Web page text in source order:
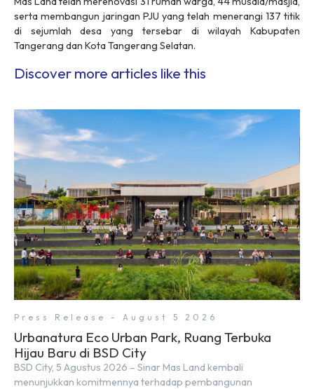
serta membangun jaringan PJU yang telah menerangi 137 titik
di sejumlah desa yang tersebar di wilayah Kabupaten
Tangerang dan Kota Tangerang Selatan.
Discover more articles like this
Press Release - August 5 2026
Urbanatura Eco Urban Park, Ruang Terbuka
Hijau Baru di BSD City
BSD City, 5 Agustus 2026 – Sinar Mas Land kembali
menunjukkan komitmennya terhadap pembangunan